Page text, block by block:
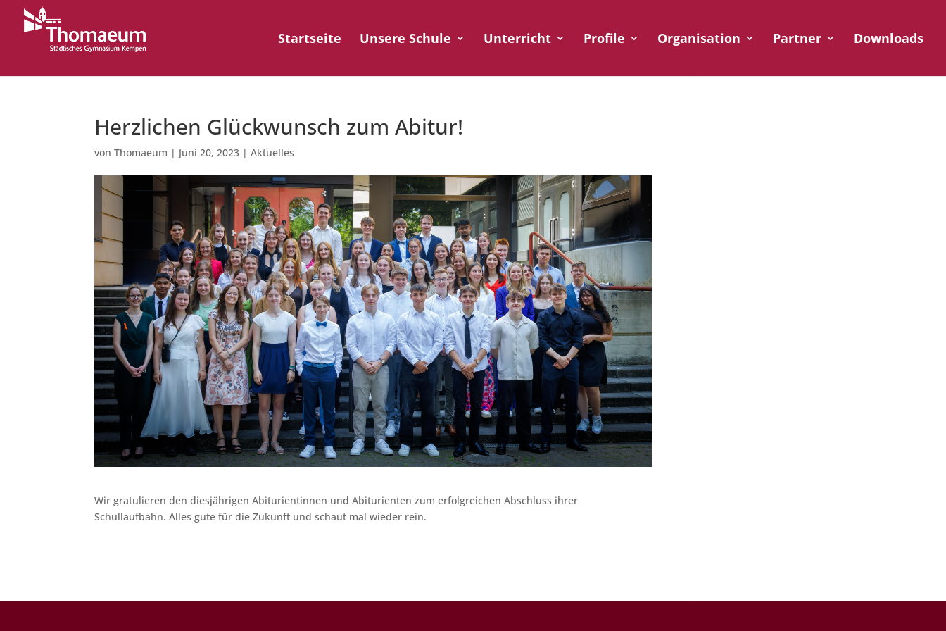
Startseite Unsere Schule Unterricht Profile Organisation Partner Downloads
Herzlichen Glückwunsch zum Abitur!
vonThomaeum | Juni 20, 2023 |Aktuelles
Wir gratulieren den diesjährigen Abiturientinnen und Abiturienten zum erfolgreichen Abschluss ihrer
Schullaufbahn. Alles gute für die Zukunft und schaut mal wieder rein.